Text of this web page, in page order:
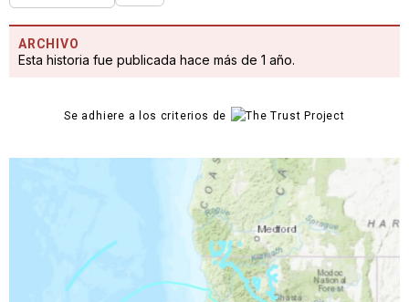
ARCHIVO
Esta historia fue publicada hace más de 1 año.
Se adhiere a los criterios de